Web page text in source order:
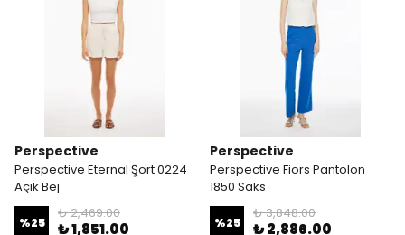
Perspective
Perspective Eternal Şort 0224
Açık Bej
%25
₺ 2,469.00
₺ 1,851.00
Perspective
Perspective Fiors Pantolon
1850 Saks
%25
₺ 3,848.00
₺ 2,886.00